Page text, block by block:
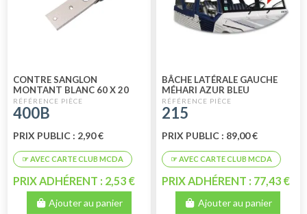
CONTRE SANGLON
MONTANT BLANC 60 X 20
400B
PRIX PUBLIC : 2,90 €
PRIX ADHÉRENT : 2,53 €
Ajouter au panier
BÂCHE LATÉRALE GAUCHE
MÉHARI AZUR BLEU
215
PRIX PUBLIC : 89,00 €
PRIX ADHÉRENT : 77,43 €
Ajouter au panier